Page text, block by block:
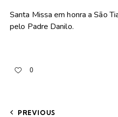
Santa Missa em honra a São
pelo Padre Danilo.
0
PREVIOUS